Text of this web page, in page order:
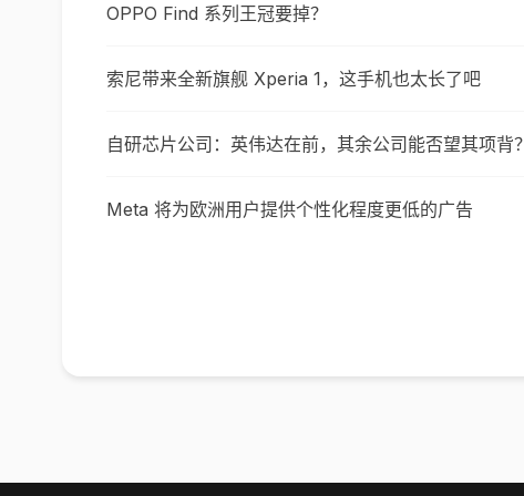
OPPO Find 系列王冠要掉？
索尼带来全新旗舰 Xperia 1，这手机也太长了吧
自研芯片公司：英伟达在前，其余公司能否望其项背？
Meta 将为欧洲用户提供个性化程度更低的广告